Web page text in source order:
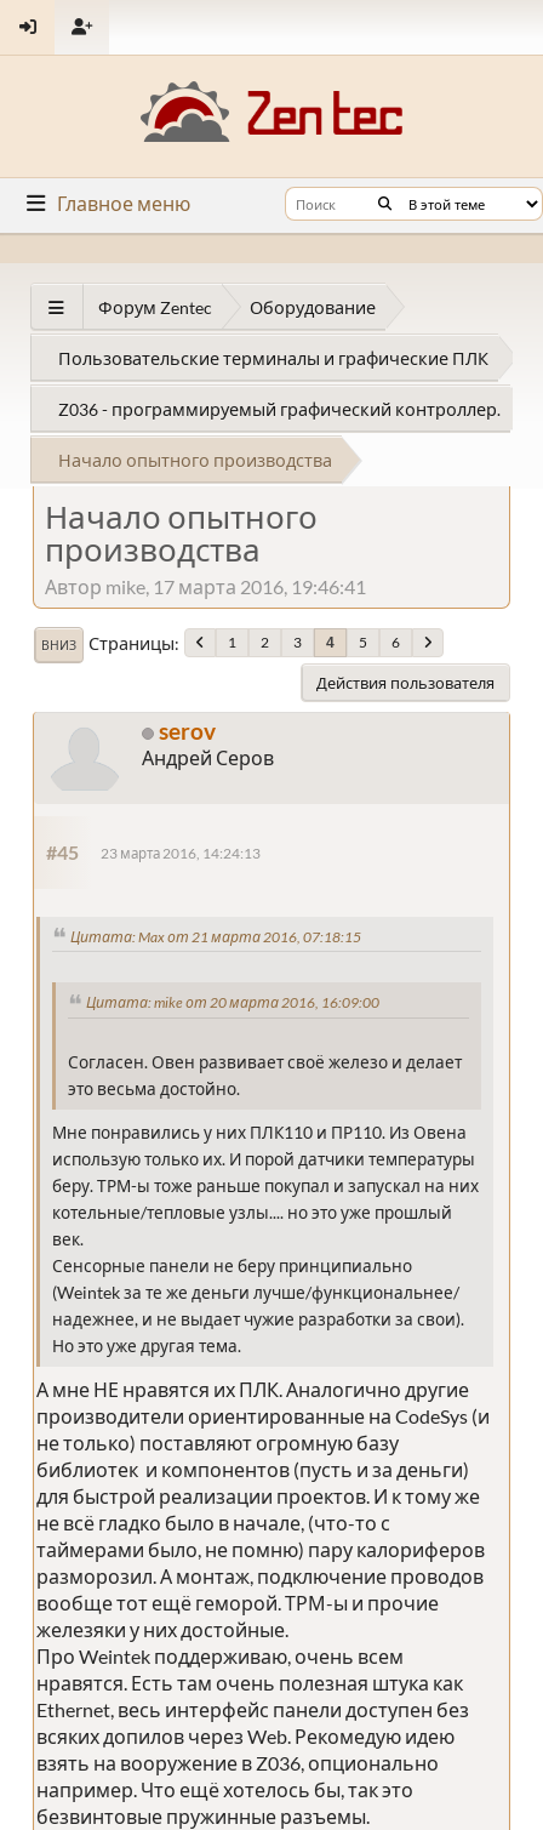
Главное меню
Форум Zentec Оборудование
Пользовательские терминалы и графические ПЛК
Z036 - программируемый графический контроллер.
Начало опытного производства
Начало опытного
производства
Автор mike, 17 марта 2016, 19:46:41
ВНИЗ Страницы 1 2 3 4 5 6
Действия пользователя
serov
Андрей Серов
#45 23 марта 2016, 14:24:13
Цитата: Max от 21 марта 2016, 07:18:15
Цитата: mike от 20 марта 2016, 16:09:00
Согласен. Овен развивает своё железо и делает
это весьма достойно.
Мне понравились у них ПЛК110 и ПР110. Из Овена
использую только их. И порой датчики температуры
беру. ТРМ-ы тоже раньше покупал и запускал на них
котельные/тепловые узлы.... но это уже прошлый
век.
Сенсорные панели не беру принципиально
(Weintek за те же деньги лучше/функциональнее/
надежнее, и не выдает чужие разработки за свои).
Но это уже другая тема.
А мне НЕ нравятся их ПЛК. Аналогично другие
производители ориентированные на CodeSys (и
не только) поставляют огромную базу
библиотек и компонентов (пусть и за деньги)
для быстрой реализации проектов. И к тому же
не всё гладко было в начале, (что-то с
таймерами было, не помню) пару калориферов
разморозил. А монтаж, подключение проводов
вообще тот ещё геморой. ТРМ-ы и прочие
железяки у них достойные.
Про Weintek поддерживаю, очень всем
нравятся. Есть там очень полезная штука как
Ethernet, весь интерфейс панели доступен без
всяких допилов через Web. Рекомедую идею
взять на вооружение в Z036, опционально
например. Что ещё хотелось бы, так это
безвинтовые пружинные разъемы.